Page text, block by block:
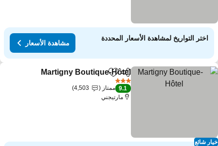
اختر التواريخ لمشاهدة الأسعار المحددة
مشاهدة الأسعار
شائع
مشاركةAdd to favorites
Martigny Boutique-Hôtel
9.1 ممتاز
4,503
مارتيجني